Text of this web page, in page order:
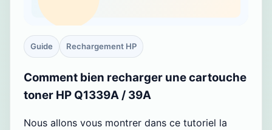
Guide Rechargement HP
Comment bien recharger une cartouche
toner HP Q1339A / 39A
Nous allons vous montrer dans ce tutoriel la